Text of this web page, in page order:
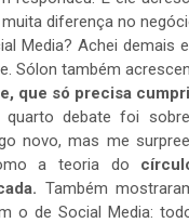
diferença no
Media? Achei demais
Sólon também
que só precisa
quarto debate foi
novo, mas me
a teoria do
Também
o de Social Media: